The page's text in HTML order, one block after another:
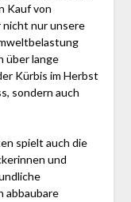
Kauf von
nur unsere
über lange
Kürbis im Herbst
sondern auch
spielt auch die
und
abbaubare